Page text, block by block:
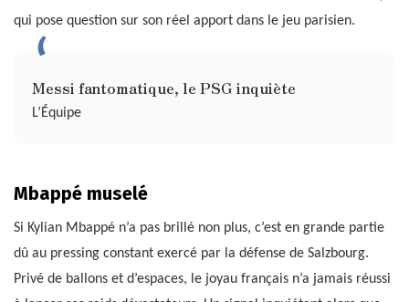
qui pose question sur son réel apport dans le jeu parisien.
Messi fantomatique, le PSG inquiète
L’Équipe
Mbappé muselé
Si Kylian Mbappé n’a pas brillé non plus, c’est en grande partie
dû au pressing constant exercé par la défense de Salzbourg.
Privé de ballons et d’espaces, le joyau français n’a jamais réussi